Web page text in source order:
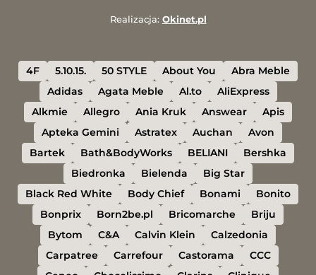
Realizacja: Okinet.pl
4F 5.10.15. 50 STYLE About You
Abra Meble
Adidas
Agata Meble Al.to
AliExpress
Alkmie
Allegro Ania Kruk Answear
Apis
Apteka Gemini
Astratex Auchan
Avon
Bartek
Bath&BodyWorks BELIANI
Bershka
Biedronka
Bielenda
Big Star
Black Red White
Body Chief Bonami
Bonito
Bonprix
Born2be.pl Bricomarche
Briju
Bytom
C&A Calvin Klein
Calzedonia
Carpatree
Carrefour Castorama
CCC